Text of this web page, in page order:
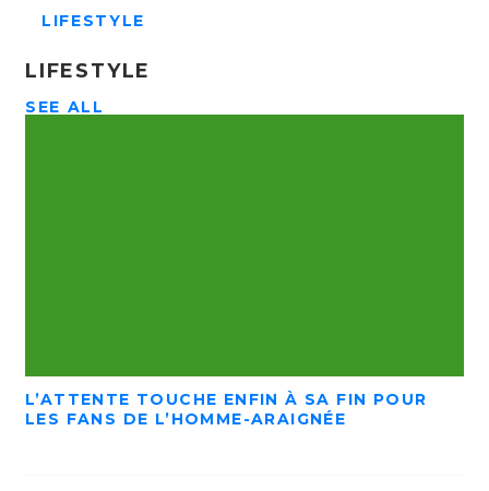
LIFESTYLE
LIFESTYLE
SEE ALL
L’ATTENTE TOUCHE ENFIN À SA FIN POUR
LES FANS DE L’HOMME-ARAIGNÉE